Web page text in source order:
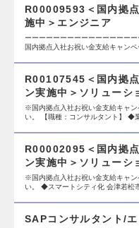
R00009593＜国内拠
施中＞エンジニア
ーーーーーーーーーーーーーーー
国内拠点入社お祝い金支給キャン
R00107545＜国内拠
ン実施中＞ソリューシ
※国内拠点入社お祝い金支給キャ
い。 【職種：コンサルタント】 ◆
R00002095＜国内拠
ン実施中＞ソリューシ
※国内拠点入社お祝い金支給キャ
い。 ◆スマートシティ化 会津若松
SAPコンサルタント/